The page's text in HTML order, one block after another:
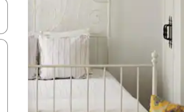
nach oben und unten oder